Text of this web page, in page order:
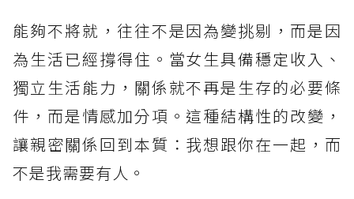
能夠不將就，往往不是因為變挑剔，而是因
為生活已經撐得住。當女生具備穩定收入、
獨立生活能力，關係就不再是生存的必要條
件，而是情感加分項。這種結構性的改變，
讓親密關係回到本質：我想跟你在一起，而
不是我需要有人。